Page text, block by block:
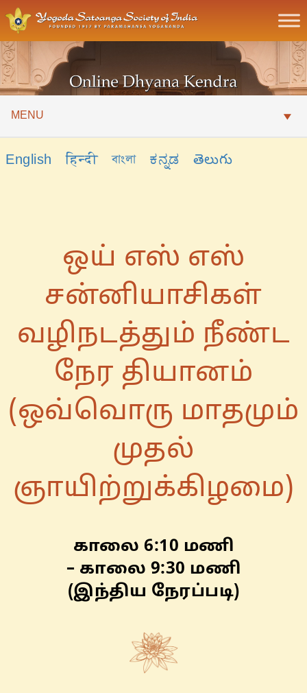
MENU
English हिन्दी বাংলা ಕನ್ನಡ తెలుగు
ஒய் எஸ் எஸ்
சன்னியாசிகள்
வழிநடத்தும் நீண்ட
நேர தியானம்
(ஒவ்வொரு மாதமும்
முதல்
ஞாயிற்றுக்கிழமை)
காலை 6:10 மணி
– காலை 9:30 மணி
(இந்திய நேரப்படி)